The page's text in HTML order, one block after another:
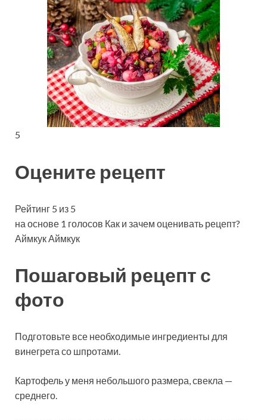
5
Оцените рецепт
Рейтинг 5 из 5
на основе 1 голосов Как и зачем оценивать рецепт?
Аймкук Аймкук
Пошаговый рецепт с
фото
Подготовьте все необходимые ингредиенты для
винегрета со шпротами.
Картофель у меня небольшого размера, свекла —
среднего.